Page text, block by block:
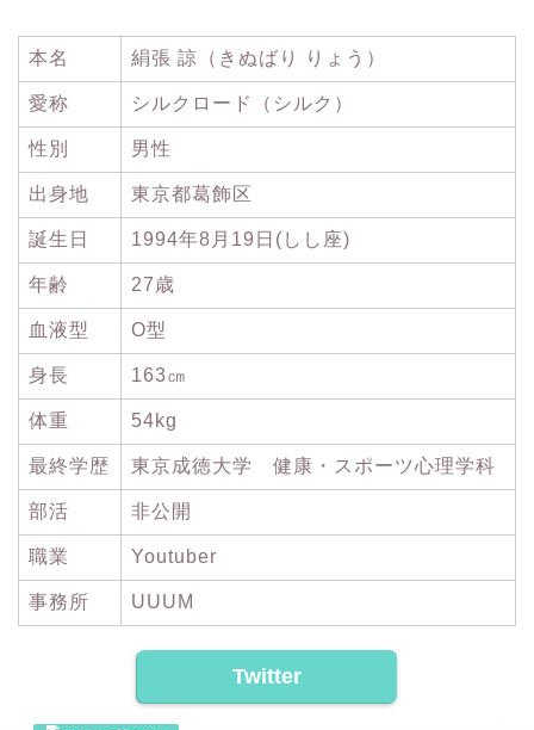
本名 絹張 諒（きぬばり りょう）
愛称 シルクロード（シルク）
性別 男性
出身地 東京都葛飾区
誕生日 1994年8月19日(しし座)
年齢 27歳
血液型 O型
身長 163㎝
体重 54kg
最終学歴 東京成徳大学 健康・スポーツ心理学科
部活 非公開
職業 Youtuber
事務所 UUUM
Twitter